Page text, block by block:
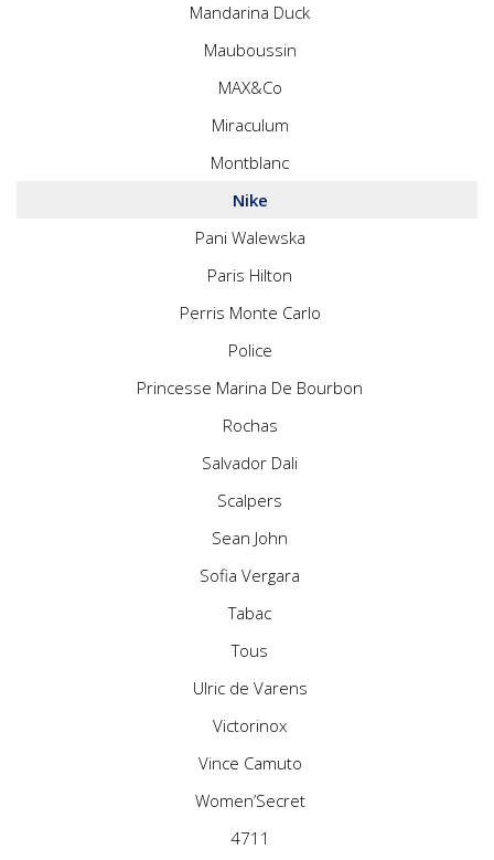
Mandarina Duck
Mauboussin
MAX&Co
Miraculum
Montblanc
Nike
Pani Walewska
Paris Hilton
Perris Monte Carlo
Police
Princesse Marina De Bourbon
Rochas
Salvador Dali
Scalpers
Sean John
Sofia Vergara
Tabac
Tous
Ulric de Varens
Victorinox
Vince Camuto
Women’Secret
4711